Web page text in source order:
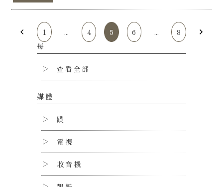
1 ... 4 5 6 ...
8
每
查看全部
媒體
蹼
電視
收音機